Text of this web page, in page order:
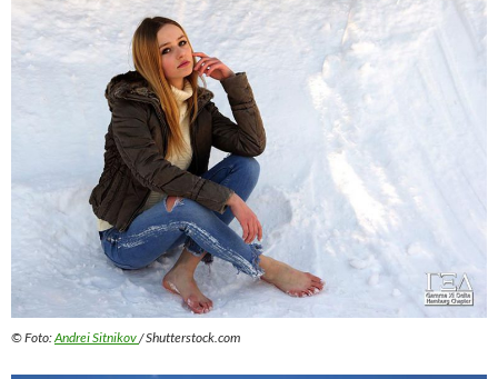
© Foto:Andrei Sitnikov/ Shutterstock.com